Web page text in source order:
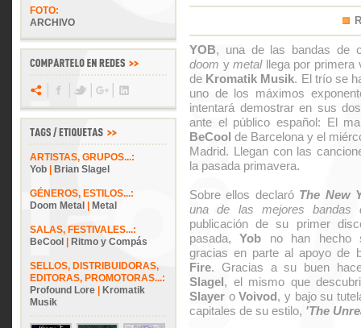
FOTO:
ARCHIVO
ARTISTAS, GRUPOS...:
Yob
Brian Slagel
GÉNEROS, ESTILOS...:
Doom Metal
Metal
SALAS, FESTIVALES...:
BeCool
Ritmo y Compás
SELLOS, DISTRIBUIDORAS,
EDITORAS, PROMOTORAS...:
Profound Lore
Kromatik
Musik
YOB, una de las bandas de
doom ymetalllega por primera
de Kromatik Musik. El trío se
uno de los máximos
intentará demostrar en sus
ante el público español: El
BeCool de Barcelona y el
Madrid. Llegan con las
la pasada primavera.
Sobre ellos declaró The New
una de las mejores bandas
publicación de su primer
pasada,Yob no han hecho
gracias en parte al apoyo de
Fire. Gracias a su buen
Slagel, el mismo que
Slayer oVoivod, y bajo su
capitales de su estilo, 'The